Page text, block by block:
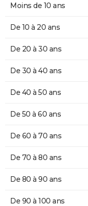
Moins de 10 ans
De 10 à 20 ans
De 20 à 30 ans
De 30 à 40 ans
De 40 à 50 ans
De 50 à 60 ans
De 60 à 70 ans
De 70 à 80 ans
De 80 à 90 ans
De 90 à 100 ans